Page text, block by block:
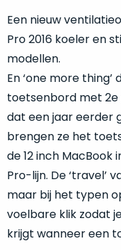
Een nieuw
Pro 2016 koeler en
modellen.
En ‘one more
toetsenbord met
dat een jaar eerder
brengen ze het
de 12 inch
Pro-lijn. De ‘travel’
maar bij het typen
voelbare klik zodat
krijgt wanneer een
geopend”?
ontvang
je
een
splinternieuw
apparaat
ben
jij
de
allereerste
die
hem
van
‘open
doos’,
ontvang
je
nieuwe
Mac
waar
enkel
de
folie
de